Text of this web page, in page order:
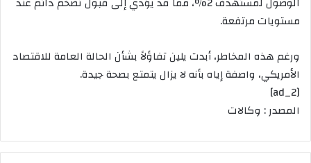
مستويات مرتفعة.
ورغم هذه المخاطر، أبدت يلين تفاؤلاً بشأن الحالة العامة للاقتصاد
الأمريكي، واصفة إياه بأنه لا يزال يتمتع بصحة جيدة.
[ad_2]
المصدر : وكالات